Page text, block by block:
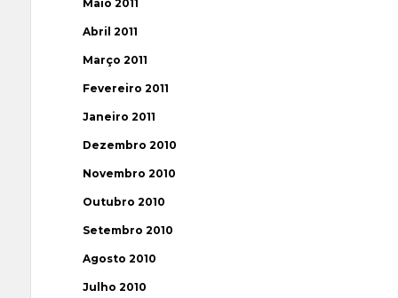
Maio 2011
Abril 2011
Março 2011
Fevereiro 2011
Janeiro 2011
Dezembro 2010
Novembro 2010
Outubro 2010
Setembro 2010
Agosto 2010
Julho 2010